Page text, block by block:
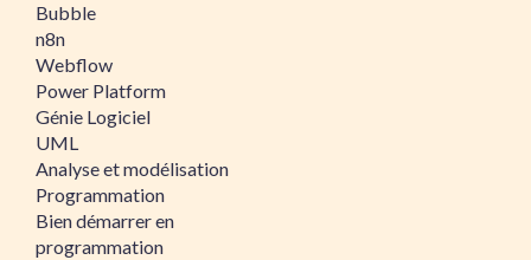
Bubble
n8n
Webflow
Power Platform
Génie Logiciel
UML
Analyse et modélisation
Programmation
Bien démarrer en
programmation